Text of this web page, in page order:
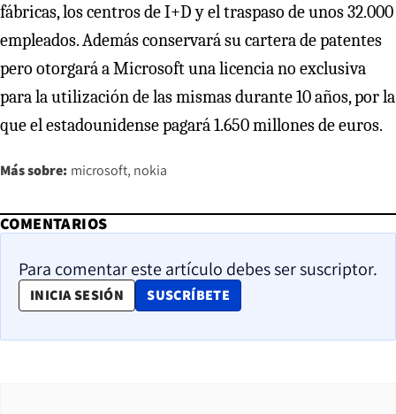
fábricas, los centros de I+D y el traspaso de unos 32.000
empleados. Además conservará su cartera de patentes
pero otorgará a Microsoft una licencia no exclusiva
para la utilización de las mismas durante 10 años, por la
que el estadounidense pagará 1.650 millones de euros.
Más sobre: microsoft nokia
COMENTARIOS
Para comentar este artículo debes ser suscriptor.
INICIA SESIÓN SUSCRÍBETE
OPENS IN NEW WINDOW